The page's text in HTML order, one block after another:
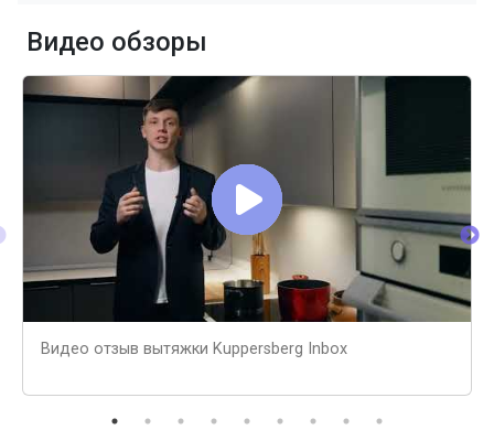
Видео обзоры
Видео отзыв вытяжки Kuppersberg Inbox